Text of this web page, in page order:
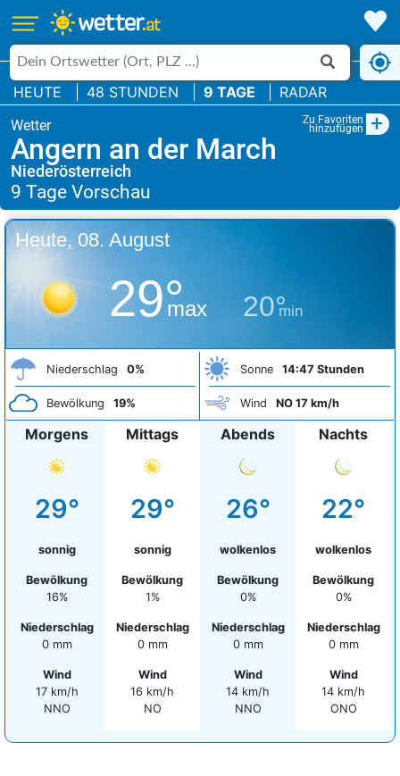
HEUTE 48 STUNDEN 9 TAGE RADAR
Zu Favoriten
hinzufügen +
Angern an der March
Niederösterreich
Heute, 08. August
29°
max 20°
min
Niederschlag 0%
Bewölkung 19%
Sonne 14:47 Stunden
Wind NO 17 km/h
Morgens
29°
sonnig
Bewölkung
16%
Niederschlag
0 mm
Wind
17 km/h
NNO
Mittags
29°
sonnig
Bewölkung
1%
Niederschlag
0 mm
Wind
16 km/h
NO
Abends
26°
wolkenlos
Bewölkung
0%
Niederschlag
0 mm
Wind
14 km/h
NNO
Nachts
22°
wolkenlos
Bewölkung
0%
Niederschlag
0 mm
Wind
14 km/h
ONO